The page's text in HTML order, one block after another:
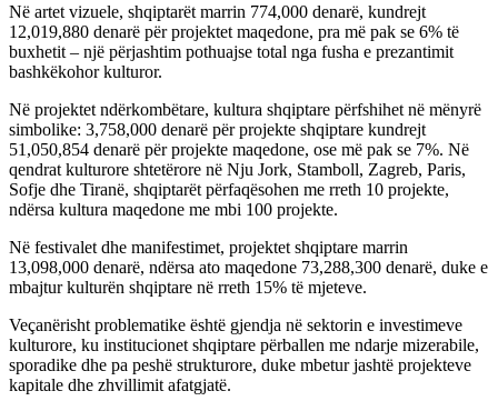
Në artet vizuele, shqiptarët marrin 774,000 denarë, kundrejt
12,019,880 denarë për projektet maqedone, pra më pak se 6% të
buxhetit – një përjashtim pothuajse total nga fusha e prezantimit
bashkëkohor kulturor.
Në projektet ndërkombëtare, kultura shqiptare përfshihet në mënyrë
simbolike: 3,758,000 denarë për projekte shqiptare kundrejt
51,050,854 denarë për projekte maqedone, ose më pak se 7%. Në
qendrat kulturore shtetërore në Nju Jork, Stamboll, Zagreb, Paris,
Sofje dhe Tiranë, shqiptarët përfaqësohen me rreth 10 projekte,
ndërsa kultura maqedone me mbi 100 projekte.
Në festivalet dhe manifestimet, projektet shqiptare marrin
13,098,000 denarë, ndërsa ato maqedone 73,288,300 denarë, duke e
mbajtur kulturën shqiptare në rreth 15% të mjeteve.
Veçanërisht problematike është gjendja në sektorin e investimeve
kulturore, ku institucionet shqiptare përballen me ndarje mizerabile,
sporadike dhe pa peshë strukturore, duke mbetur jashtë projekteve
kapitale dhe zhvillimit afatgjatë.